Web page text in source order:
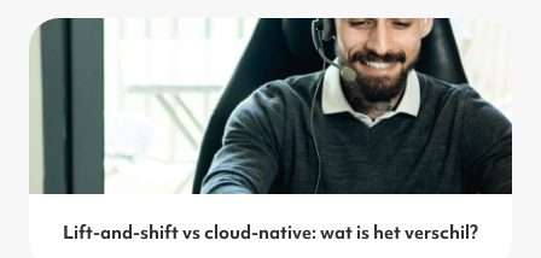
Lift-and-shift vs cloud-native: wat is het verschil?